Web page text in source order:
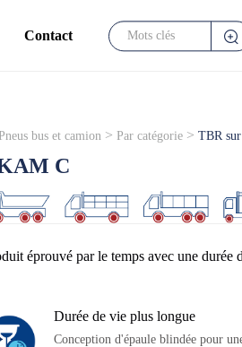
Contact
Pneus bus et camion > Par catégorie >TBR
C
éprouvé par le temps avec une durée
Durée de vie plus longue
Conception d'épaule blindée pour